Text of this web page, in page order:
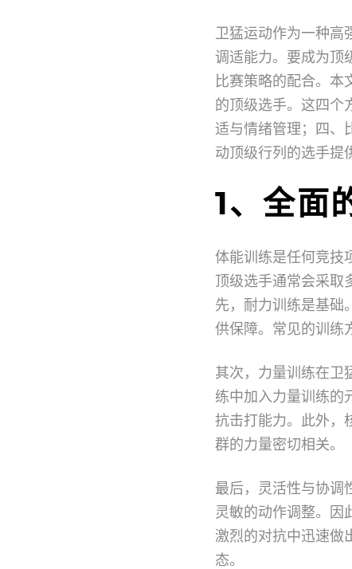
卫猛运动作为一种高
调适能力。要成为顶
比赛策略的配合。本
的顶级选手。这四个
适与情绪管理；四、
动顶级行列的选手提
1、全面
体能训练是任何竞技
顶级选手通常会采取
先，耐力训练是基础
供保障。常见的训练
其次，力量训练在卫
练中加入力量训练的
抗击打能力。此外，
群的力量密切相关。
最后，灵活性与协调
灵敏的动作调整。因
激烈的对抗中迅速做
态。